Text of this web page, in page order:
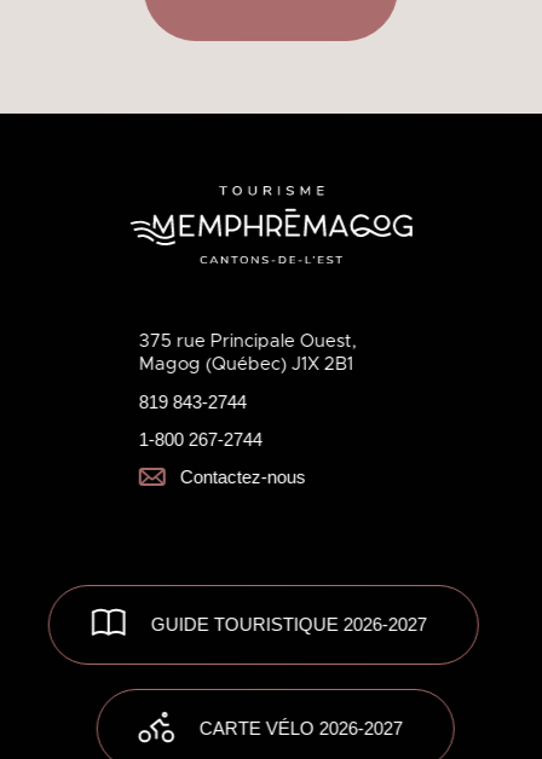
375 rue Principale Ouest,
Magog (Québec) J1X 2B1
819 843-2744
1-800 267-2744
Contactez-nous
GUIDE TOURISTIQUE 2026-2027
CARTE VÉLO 2026-2027